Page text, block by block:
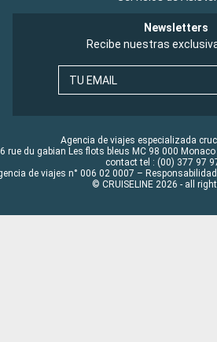
Newsletters
Recibe nuestras
TU EMAIL
Agencia de viajes especializada
rue du gabian Les flots bleus MC 98 000
contact tel : (00) 377 97
de viajes n° 006 02 0007 –
© CRUISELINE 2026 - all